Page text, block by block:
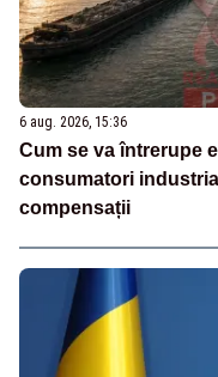
6 aug. 2026, 15:36
Cum se va întrerupe
consumatori
compensații